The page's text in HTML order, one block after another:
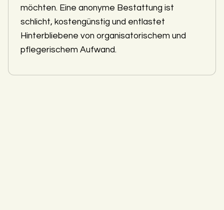
möchten. Eine anonyme Bestattung ist
schlicht, kostengünstig und entlastet
Hinterbliebene von organisatorischem und
pflegerischem Aufwand.